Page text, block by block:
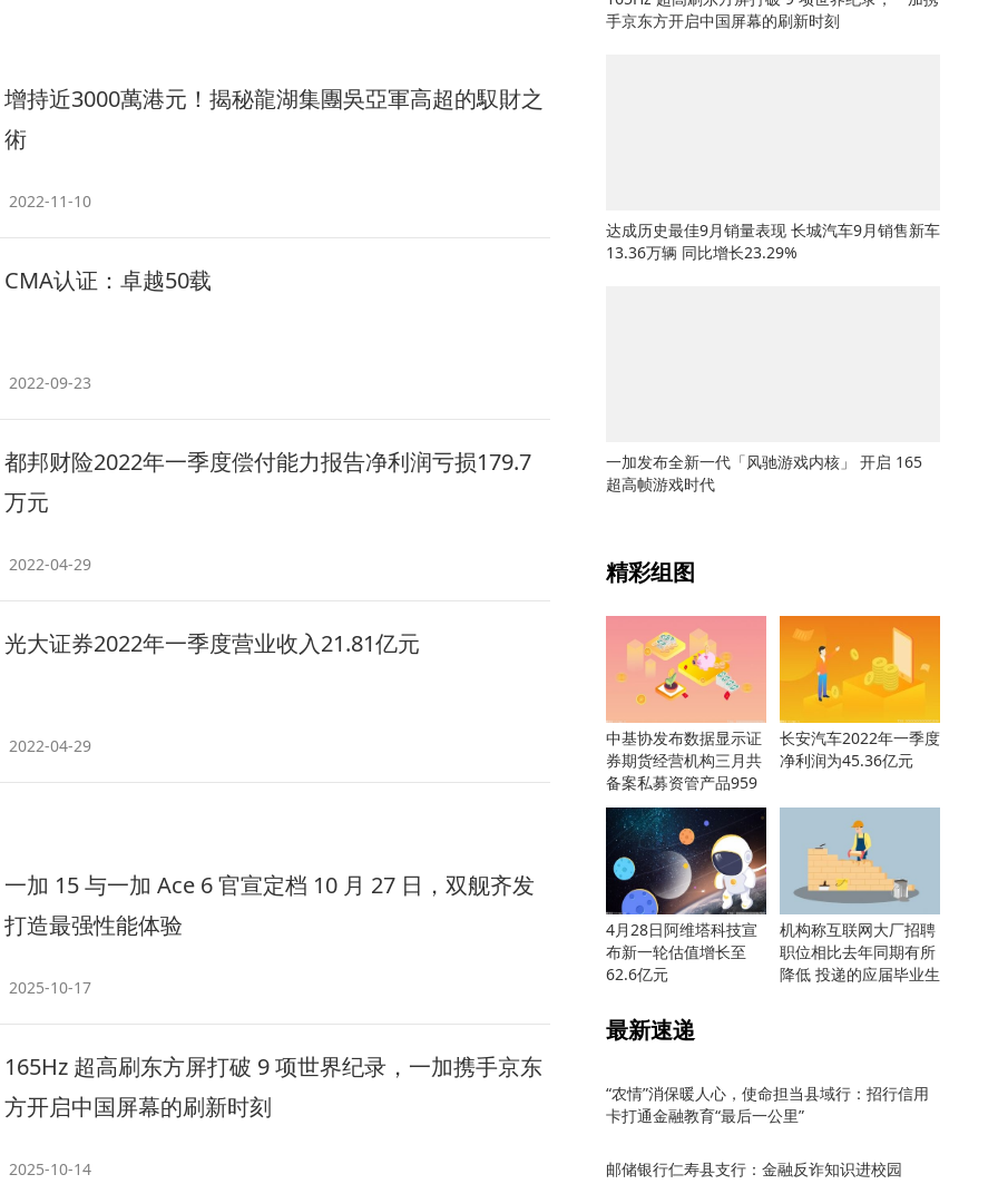
增持近3000萬港元！揭秘龍湖集團吳亞軍高超的馭財之
術
2022-11-10
CMA认证：卓越50载
2022-09-23
都邦财险2022年一季度偿付能力报告净利润亏损179.7
万元
2022-04-29
光大证券2022年一季度营业收入21.81亿元
2022-04-29
一加 15 与一加 Ace 6 官宣定档 10 月 27 日，双舰齐发
打造最强性能体验
2025-10-17
165Hz 超高刷东方屏打破 9 项世界纪录，一加携手京东
方开启中国屏幕的刷新时刻
2025-10-14
手京东方开启中国屏幕的刷新时刻
达成历史最佳9月销量表现 长城汽车9月销售新车
13.36万辆 同比增长23.29%
一加发布全新一代「风驰游戏内核」 开启 165
超高帧游戏时代
精彩组图
中基协发布数据显示证
券期货经营机构三月共
备案私募资管产品959
只
长安汽车2022年一季度
净利润为45.36亿元
4月28日阿维塔科技宣
布新一轮估值增长至
62.6亿元
机构称互联网大厂招聘
职位相比去年同期有所
降低 投递的应届毕业生
最新速递
“农情”消保暖人心，使命担当县域行：招行信用
卡打通金融教育“最后一公里”
邮储银行仁寿县支行：金融反诈知识进校园